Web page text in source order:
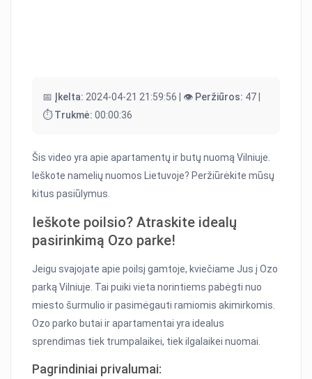
📅 Įkelta: 2024-04-21 21:59:56 | 👁️ Peržiūros: 47 |
⏱️ Trukmė: 00:00:36
Šis video yra apie apartamentų ir butų nuomą Vilniuje.
Ieškote namelių nuomos Lietuvoje? Peržiūrėkite mūsų
kitus pasiūlymus.
Ieškote poilsio? Atraskite idealų
pasirinkimą Ozo parke!
Jeigu svajojate apie poilsį gamtoje, kviečiame Jus į Ozo
parką Vilniuje. Tai puiki vieta norintiems pabėgti nuo
miesto šurmulio ir pasimėgauti ramiomis akimirkomis.
Ozo parko butai ir apartamentai yra idealus
sprendimas tiek trumpalaikei, tiek ilgalaikei nuomai.
Pagrindiniai privalumai: